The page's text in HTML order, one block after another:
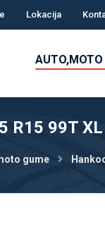
Lokacija
AUTO,MOTO
R15 99T
gume